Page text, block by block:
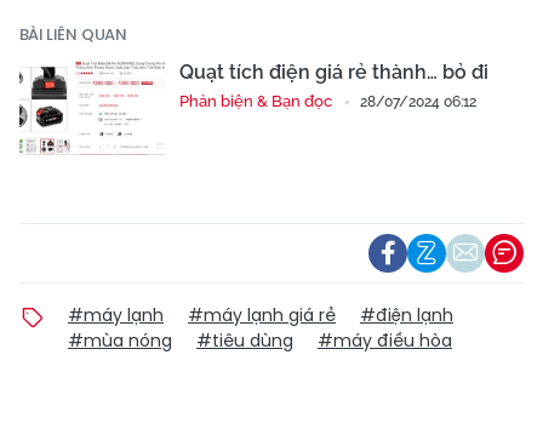
BÀI LIÊN QUAN
Quạt tích điện giá rẻ thành… bỏ đi
Phản biện & Bạn đọc 28/07/2024 06:12
#máy lạnh #máy lạnh giá rẻ
#điện lạnh
#mùa nóng
#tiêu dùng #máy điều hòa